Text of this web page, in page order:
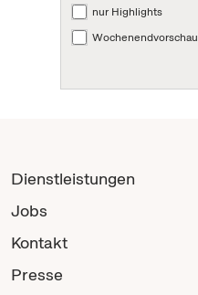
nur Highlights
Wochenendvorschau
Dienstleistungen
Jobs
Kontakt
Presse